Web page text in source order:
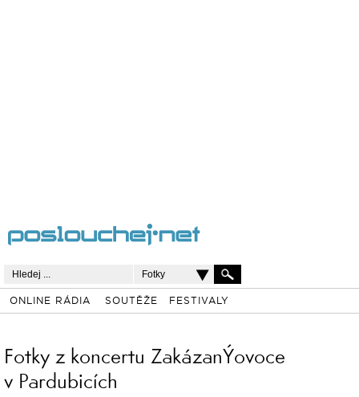
Fotky
ONLINE RÁDIA SOUTĚŽE FESTIVALY
Fotky z koncertu ZakázanÝovoce
v Pardubicích